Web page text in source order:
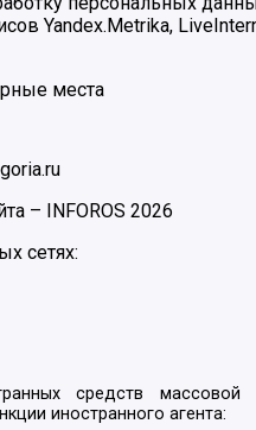
Yandex.Metrika,
места
– INFOROS 2026
сетях:
средств массовой
иностранного агента: